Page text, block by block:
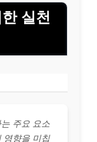
실천
주요 요소
영향을 미칩